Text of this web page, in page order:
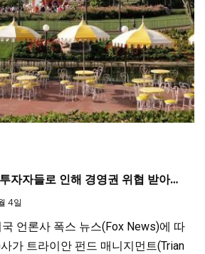
자자들로 인해 경영권 위협 받아…
4일
언론사 폭스 뉴스(Fox News)에 따
가 트라이안 펀드 매니지먼트(Trian